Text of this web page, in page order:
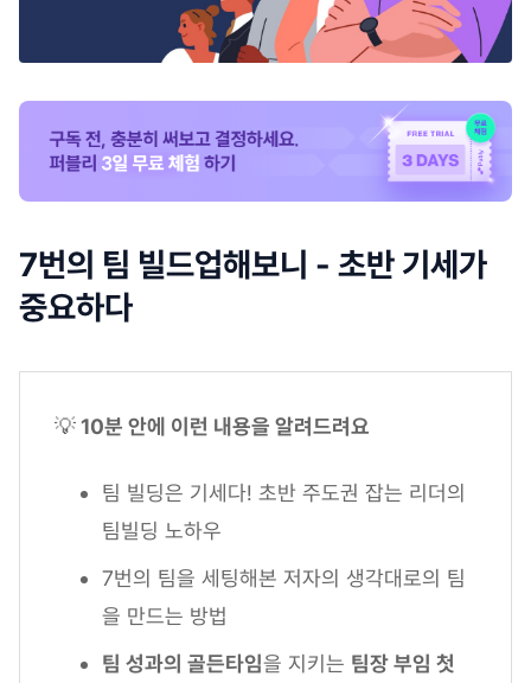
7번의 팀 빌드업해보니 - 초반 기세가
중요하다
💡10분 안에 이런 내용을 알려드려요
팀 빌딩은 기세다! 초반 주도권 잡는 리더의
팀빌딩 노하우
7번의 팀을 세팅해본 저자의 생각대로의 팀
을 만드는 방법
팀 성과의 골든타임을 지키는 팀장 부임 첫